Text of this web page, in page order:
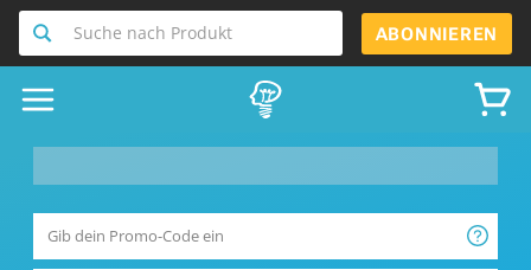
Suche nach Produkt ABONNIEREN